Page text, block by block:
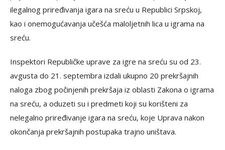
ilegalnog priređivanja igara na sreću u Republici Srpskoj,
kao i onemogućavanja učešća maloljetnih lica u igrama na
sreću.
Inspektori Republičke uprave za igre na sreću su od 23.
avgusta do 21. septembra izdali ukupno 20 prekršajnih
naloga zbog počinjenih prekršaja iz oblasti Zakona o igrama
na sreću, a oduzeti su i predmeti koji su korišteni za
nelegalno priređivanje igara na sreću, koje Uprava nakon
okončanja prekršajnih postupaka trajno uništava.